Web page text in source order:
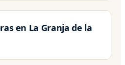
en La Granja de la